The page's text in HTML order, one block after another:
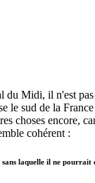
du Midi, il n'est
le sud de la
choses encore,
cohérent :
laquelle il ne pourrait